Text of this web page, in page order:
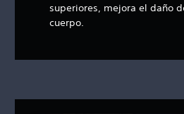
superiores, mejora el daño
cuerpo.